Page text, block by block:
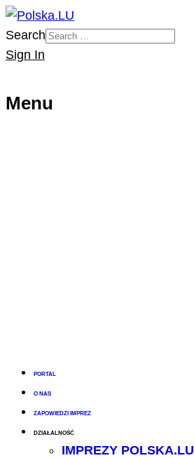
Search
Sign In
Menu
PORTAL
O NAS
ZAPOWIEDZI IMPREZ
DZIAŁALNOŚĆ
IMPREZY POLSKA.LU